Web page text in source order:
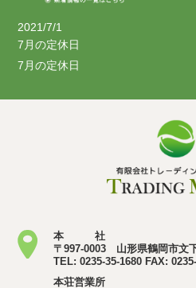
2021/7/1
7月の定休日
7月の定休日
本 社
〒997-0003 山形県鶴岡市文
TEL: 0235-35-1680 FAX:
本荘営業所